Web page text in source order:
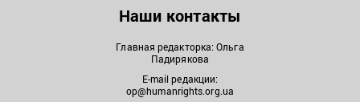
Наши контакты
Главная редакторка: Ольга
Падирякова
E-mail редакции:
op@humanrights.org.ua